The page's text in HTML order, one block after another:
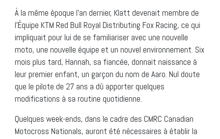
À la même époque l’an dernier, Klatt devenait membre de
l’Équipe KTM Red Bull Royal Distributing Fox Racing, ce qui
impliquait pour lui de se familiariser avec une nouvelle
moto, une nouvelle équipe et un nouvel environnement. Six
mois plus tard, Hannah, sa fiancée, donnait naissance à
leur premier enfant, un garçon du nom de Aaro. Nul doute
que le pilote de 27 ans a dû apporter quelques
modifications à sa routine quotidienne.
Quelques week-ends, dans le cadre des CMRC Canadian
Motocross Nationals, auront été nécessaires à établir la